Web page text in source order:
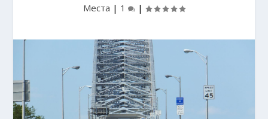
Места | 1 |